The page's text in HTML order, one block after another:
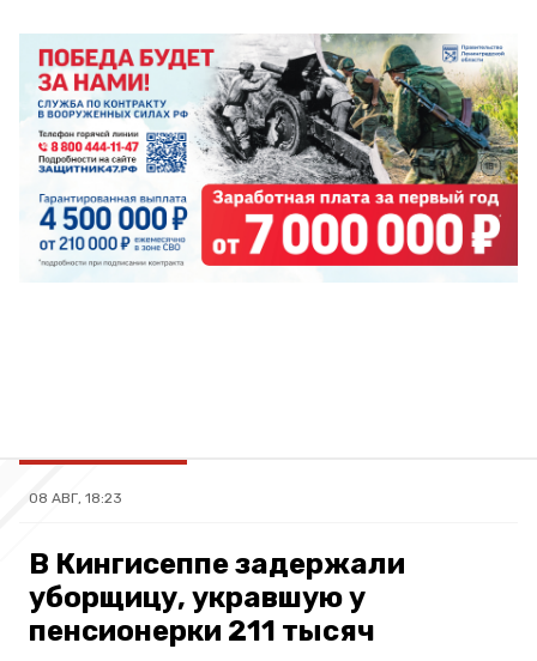
08 АВГ, 18:23
В Кингисеппе задержали
уборщицу, укравшую у
пенсионерки 211 тысяч